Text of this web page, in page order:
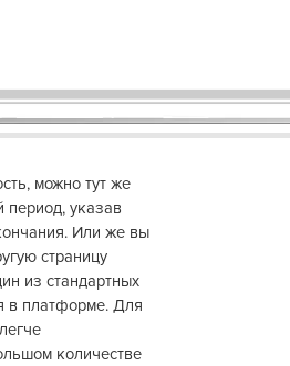
можно тут же
период, указав
Или же вы
страницу
из стандартных
в платформе. Для
количестве